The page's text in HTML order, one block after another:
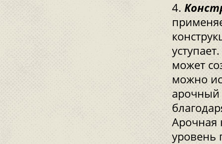
может
можно
арочный
Арочная
уровень